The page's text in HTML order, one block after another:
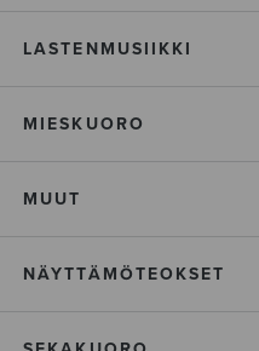
LASTENMUSIIKKI
MIESKUORO
MUUT
NÄYTTÄMÖTEOKSET